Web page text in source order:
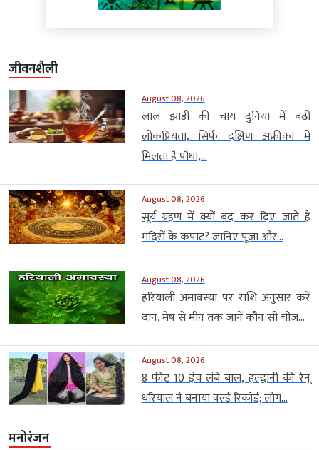
जीवनशैली
August 08, 2026
लाल झाड़ी की चाय दुनिया में बढ़ी
लोकप्रियता, सिर्फ दक्षिण अफ्रीका में
मिलता है पौधा,...
August 08, 2026
सूर्य ग्रहण में क्यों बंद कर दिए जाते हैं
मंदिरों के कपाट? जानिए पूजा और...
August 08, 2026
हरियाली अमावस्या पर राशि अनुसार करें
दान, मेष से मीन तक जानें कौन सी चीज...
August 08, 2026
8 फीट 10 इंच लंबे बाल, हल्द्वानी की रेनू
धरियाल ने बनाया वर्ल्ड रिकॉर्ड; लोग...
मनोरंजन